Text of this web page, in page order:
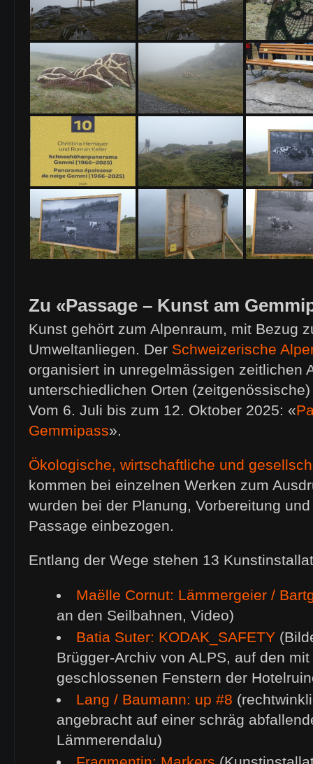
Zu «Passage – Kunst am
Kunst gehört zum Alpenraum, mit Bezug
Umweltanliegen. Der Schweizerische
organisiert in unregelmässigen zeitlichen
unterschiedlichen Orten
Vom 6. Juli bis zum 12. Oktober 2025: «
Gemmipass».
Ökologische, wirtschaftliche und
kommen bei einzelnen Werken zum
wurden bei der Planung, Vorbereitung
Passage einbezogen.
Entlang der Wege stehen 13
Maëlle Cornut: Lämmergeier /
an den Seilbahnen, Video)
Batia Suter: KODAK_SAFETY
Brügger-Archiv von ALPS, auf den
geschlossenen Fenstern der
Lang / Baumann: up #8
angebracht auf einer schräg
Lämmerendalu)